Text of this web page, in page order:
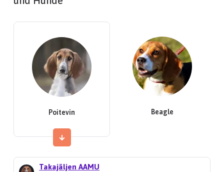
Poitevin Beagle
Takajäljen AAMU